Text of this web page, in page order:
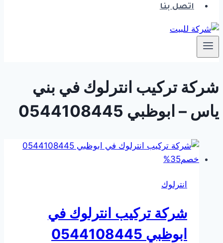
اتصل بنا
شركة تركيب انترلوك في بني
ياس – ابوظبي 0544108445
انترلوك
شركة تركيب انترلوك في
ابوظبي 0544108445